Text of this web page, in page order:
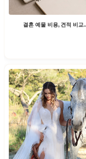
결혼 예물 비용, 견적 비교